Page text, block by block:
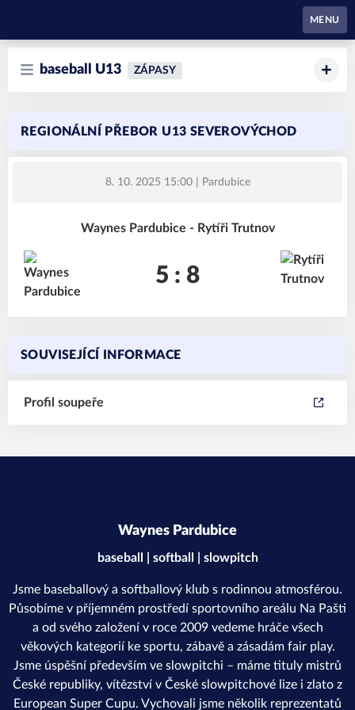
MENU
baseball U13 ZÁPASY
REGIONÁLNÍ PŘEBOR U13 SEVEROVÝCHOD
8. 10. 2025 15:00| Pardubice
Waynes Pardubice - Rytíři Trutnov
5 : 8
SOUVISEJÍCÍ INFORMACE
Profil soupeře
Waynes Pardubice
baseball | softball | slowpitch
Jsme baseballový a softballový klub s rodinnou atmosférou.
Působíme v příjemném prostředí sportovního areálu Na Pašti
a od svého založení v roce 2009 vedeme hráče všech
věkových kategorií ke sportu, zábavě a zásadám fair play.
Jsme úspěšní především ve slowpitchi – máme tituly mistrů
České republiky, vítězství v České slowpitchové lize i zlato z
European Super Cupu. Vychovali jsme několik reprezentatů